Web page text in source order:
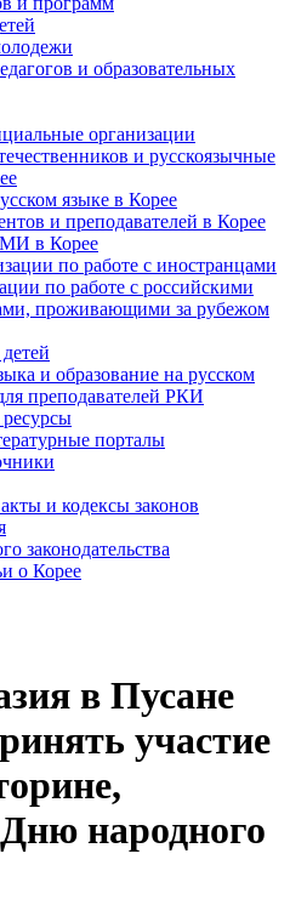
и образовательных
организации
и русскоязычные
языке в Корее
и преподавателей в Корее
в Корее
по работе с иностранцами
по работе с российскими
проживающими за рубежом
и образование на русском
преподавателей РКИ
порталы
и кодексы законов
законодательства
о Корее
в Пусане
участие
народного